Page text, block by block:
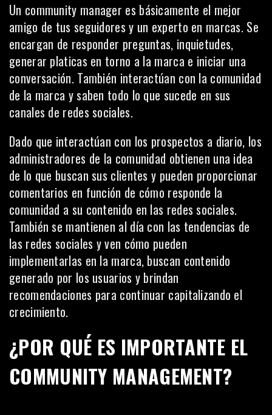
Un community manager es básicamente el mejor
amigo de tus seguidores y un experto en marcas. Se
encargan de responder preguntas, inquietudes,
generar platicas en torno a la marca e iniciar una
conversación. También interactúan con la comunidad
de la marca y saben todo lo que sucede en sus
canales de redes sociales.
Dado que interactúan con los prospectos a diario, los
administradores de la comunidad obtienen una idea
de lo que buscan sus clientes y pueden proporcionar
comentarios en función de cómo responde la
comunidad a su contenido en las redes sociales.
También se mantienen al día con las tendencias de
las redes sociales y ven cómo pueden
implementarlas en la marca, buscan contenido
generado por los usuarios y brindan
recomendaciones para continuar capitalizando el
crecimiento.
¿POR QUÉ ES IMPORTANTE EL
COMMUNITY MANAGEMENT?